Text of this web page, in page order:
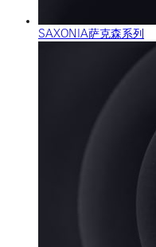
SAXONIA萨克森系列